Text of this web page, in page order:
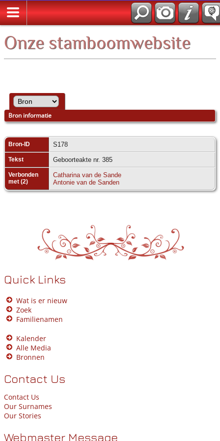
Onze stamboomwebsite
Bron informatie
Bron-ID S178
Tekst Geboorteakte nr. 385
Verbonden
met (2)
Catharina van de Sande
Antonie van de Sanden
Quick Links
Wat is er nieuw
Zoek
Familienamen
Kalender
Alle Media
Bronnen
Contact Us
Contact Us
Our Surnames
Our Stories
Webmaster Message